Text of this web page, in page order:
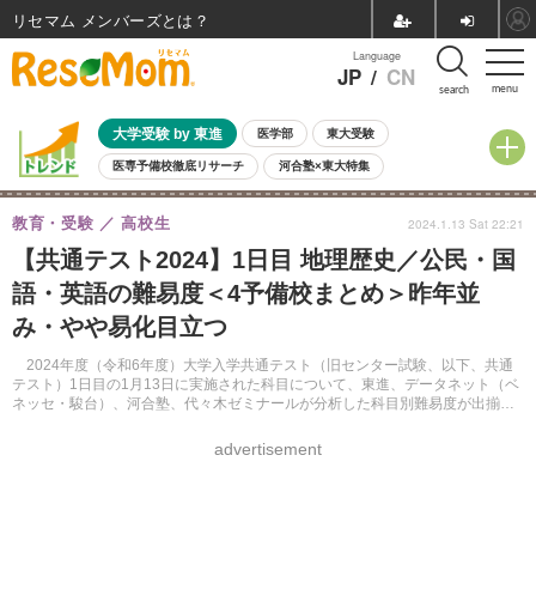
menu
Language
JP / CN search
大学受験 by 東進 医学部 東大受験
医専予備校徹底リサーチ 河合塾×東大特集
親子で考える大学選び 高校受験 中学受験 小学校受験
共通テスト 夏休み
8月開催イベント・WS 全国公立高校 過去問 人気記事
自由研究教材（小学生向け） 自由研究教材（中学生向け） ランキング
【共通テスト2024】1日目 地理歴史／公民・国
語・英語の難易度＜4予備校まとめ＞昨年並
み・やや易化目立つ
2024年度（令和6年度）大学入学共通テスト（旧センター試験、以下、共通
テスト）1日目の1月13日に実施された科目について、東進、データネット（ベ
ネッセ・駿台）、河合塾、代々木ゼミナールが分析した科目別難易度が出揃っ
教育・受験 高校生
advertisement
2024.1.13 Sat 22:21
リセマム メンバーズ